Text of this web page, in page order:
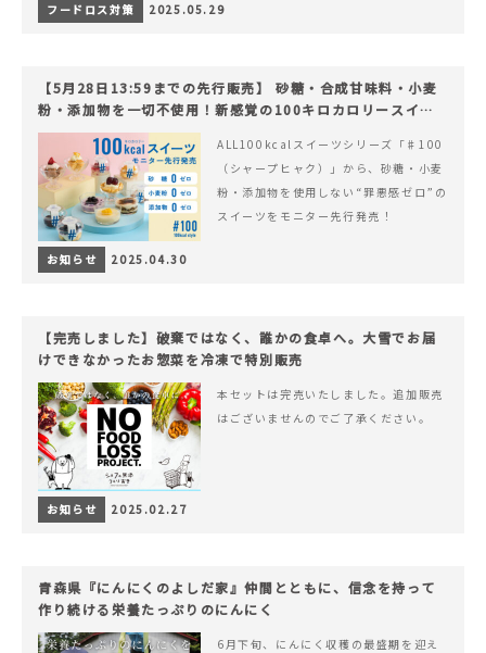
フードロス対策 2025.05.29
【5月28日13:59までの先行販売】 砂糖・合成甘味料・小麦
粉・添加物を一切不使用！新感覚の100キロカロリースイー
ツでヘルシーライフを。
ALL100kcalスイーツシリーズ「♯100
（シャープヒャク）」から、砂糖・小麦
粉・添加物を使用しない“罪悪感ゼロ”の
スイーツをモニター先行発売！
お知らせ 2025.04.30
【完売しました】破棄ではなく、誰かの食卓へ。大雪でお届
けできなかったお惣菜を冷凍で特別販売
本セットは完売いたしました。追加販売
はございませんのでご了承ください。
お知らせ 2025.02.27
青森県『にんにくのよしだ家』仲間とともに、信念を持って
作り続ける栄養たっぷりのにんにく
6月下旬、にんにく収穫の最盛期を迎え